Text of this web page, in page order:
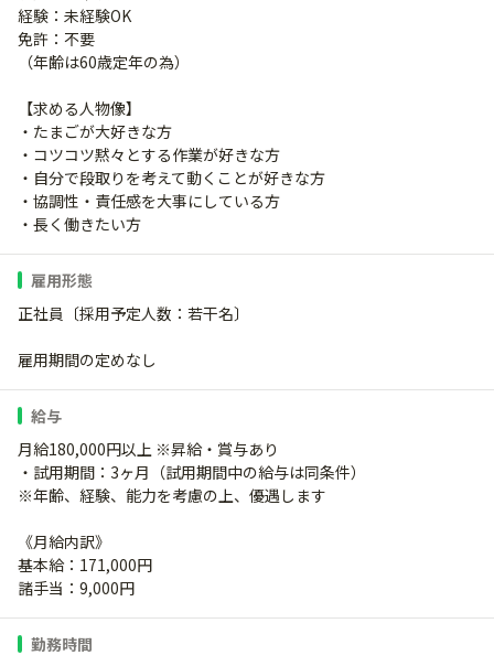
経験：未経験OK
免許：不要
（年齢は60歳定年の為）
【求める人物像】
・たまごが大好きな方
・コツコツ黙々とする作業が好きな方
・自分で段取りを考えて動くことが好きな方
・協調性・責任感を大事にしている方
・長く働きたい方
雇用形態
正社員〔採用予定人数：若干名〕
雇用期間の定めなし
給与
月給180,000円以上 ※昇給・賞与あり
・試用期間：3ヶ月（試用期間中の給与は同条件）
※年齢、経験、能力を考慮の上、優遇します
《月給内訳》
基本給：171,000円
諸手当：9,000円
勤務時間